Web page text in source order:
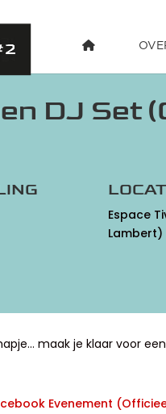
DJ Set
Espace
Lambert)
maak je klaar voor een
Evenement